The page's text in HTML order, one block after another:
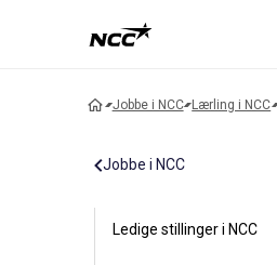
Jobbe i NCC Lærling i NCC
Jobbe i NCC
Ledige stillinger i NCC